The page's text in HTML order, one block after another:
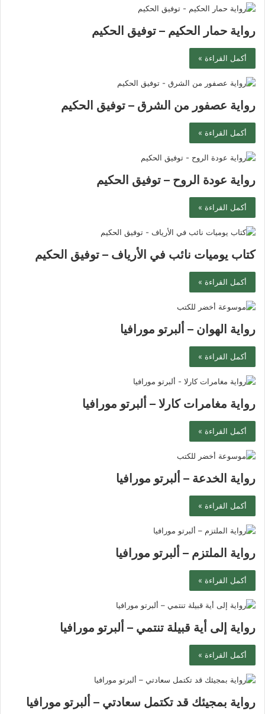
رواية حمار الحكيم – توفيق الحكيم
أكمل القراءة »
رواية عصفور من الشرق – توفيق الحكيم
أكمل القراءة »
رواية عودة الروح – توفيق الحكيم
أكمل القراءة »
كتاب يوميات نائب في الأرياف – توفيق الحكيم
أكمل القراءة »
رواية الهوان – ألبرتو مورافيا
أكمل القراءة »
رواية مغامرات كارلا – ألبرتو مورافيا
أكمل القراءة »
رواية الخدعة – ألبرتو مورافيا
أكمل القراءة »
رواية الملتزم – ألبرتو مورافيا
أكمل القراءة »
رواية إلى أية قبيلة تنتمي – ألبرتو مورافيا
أكمل القراءة »
رواية بمجيئك قد تكتمل سعادتي – ألبرتو مورافيا